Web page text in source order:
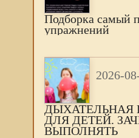
Подборка самый
упражнений
2026-
ДЫХАТЕЛЬНАЯ
ДЛЯ ДЕТЕЙ.
ВЫПОЛНЯТЬ